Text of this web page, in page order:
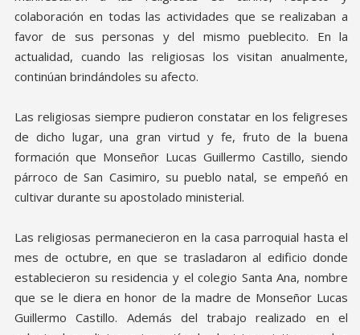
colaboración en todas las actividades que se realizaban a
favor de sus personas y del mismo pueblecito. En la
actualidad, cuando las religiosas los visitan anualmente,
continúan brindándoles su afecto.
Las religiosas siempre pudieron constatar en los feligreses
de dicho lugar, una gran virtud y fe, fruto de la buena
formación que Monseñor Lucas Guillermo Castillo, siendo
párroco de San Casimiro, su pueblo natal, se empeñó en
cultivar durante su apostolado ministerial.
Las religiosas permanecieron en la casa parroquial hasta el
mes de octubre, en que se trasladaron al edificio donde
establecieron su residencia y el colegio Santa Ana, nombre
que se le diera en honor de la madre de Monseñor Lucas
Guillermo Castillo. Además del trabajo realizado en el